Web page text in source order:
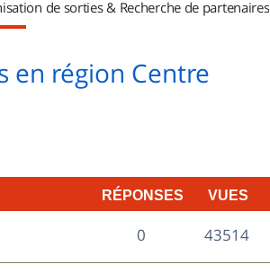
de sorties & Recherche de partenaires
en région Centre
RÉPONSES VUES
0R
é
43514V
u